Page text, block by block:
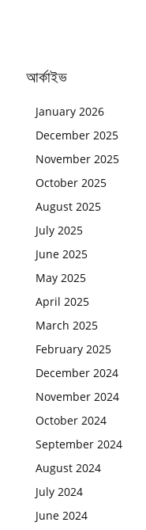
আর্কাইভ
January 2026
December 2025
November 2025
October 2025
August 2025
July 2025
June 2025
May 2025
April 2025
March 2025
February 2025
December 2024
November 2024
October 2024
September 2024
August 2024
July 2024
June 2024